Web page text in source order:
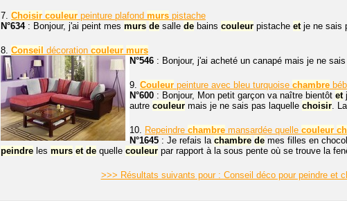
7. Choisir couleur peinture plafond murs pistache
N°634: Bonjour, j'ai peint mes murs de salle de bains couleur pistache etje ne sais
8. Conseil décoration couleur murs
N°546 : Bonjour, j'ai acheté un canapé mais je ne
9. Couleur peinture avec bleu turquoise chambre
N°600 : Bonjour, Mon petit garçon va naître bientôt et
autre couleur mais je ne sais pas laquelle choisir. La
10. Repeindre chambre mansardée quelle couleur
N°1645 : Je refais la chambre de mes filles en
peindre les murs et de quelle couleur par rapport à la sous pente où se trouve la
>>> Résultats suivants pour : Conseil déco pour peindre et